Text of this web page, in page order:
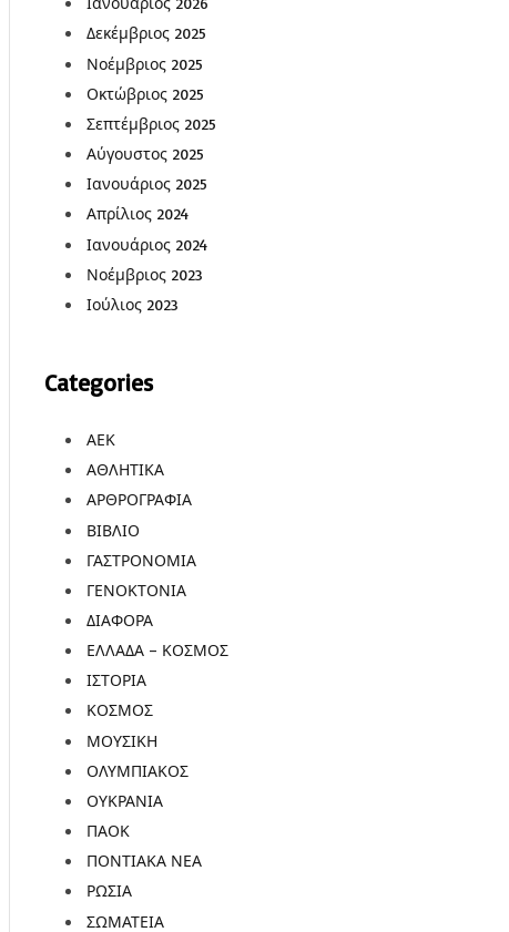
Δεκέμβριος 2025
Νοέμβριος 2025
Οκτώβριος 2025
Σεπτέμβριος 2025
Αύγουστος 2025
Ιανουάριος 2025
Απρίλιος 2024
Ιανουάριος 2024
Νοέμβριος 2023
Ιούλιος 2023
Categories
ΑΕΚ
ΑΘΛΗΤΙΚΑ
ΑΡΘΡΟΓΡΑΦΙΑ
ΒΙΒΛΙΟ
ΓΑΣΤΡΟΝΟΜΙΑ
ΓΕΝΟΚΤΟΝΙΑ
ΔΙΑΦΟΡΑ
ΕΛΛΑΔΑ – ΚΟΣΜΟΣ
ΙΣΤΟΡΙΑ
ΚΟΣΜΟΣ
ΜΟΥΣΙΚΗ
ΟΛΥΜΠΙΑΚΟΣ
ΟΥΚΡΑΝΙΑ
ΠΑΟΚ
ΠΟΝΤΙΑΚΑ ΝΕΑ
ΡΩΣΙΑ
ΣΩΜΑΤΕΙΑ